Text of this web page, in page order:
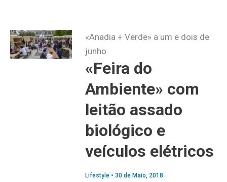
«Anadia + Verde» a um e dois de
junho
«Feira do
Ambiente» com
leitão assado
biológico e
veículos elétricos
Lifestyle• 30 de Maio, 2018